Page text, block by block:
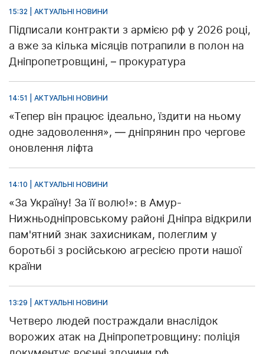
15:32 | АКТУАЛЬНІ НОВИНИ
Підписали контракти з армією рф у 2026 році,
а вже за кілька місяців потрапили в полон на
Дніпропетровщині, – прокуратура
14:51 | АКТУАЛЬНІ НОВИНИ
«Тепер він працює ідеально, їздити на ньому
одне задоволення», — дніпрянин про чергове
оновлення ліфта
14:10 | АКТУАЛЬНІ НОВИНИ
«За Україну! За її волю!»: в Амур-
Нижньодніпровському районі Дніпра відкрили
пам'ятний знак захисникам, полеглим у
боротьбі з російською агресією проти нашої
країни
13:29 | АКТУАЛЬНІ НОВИНИ
Четверо людей постраждали внаслідок
ворожих атак на Дніпропетровщину: поліція